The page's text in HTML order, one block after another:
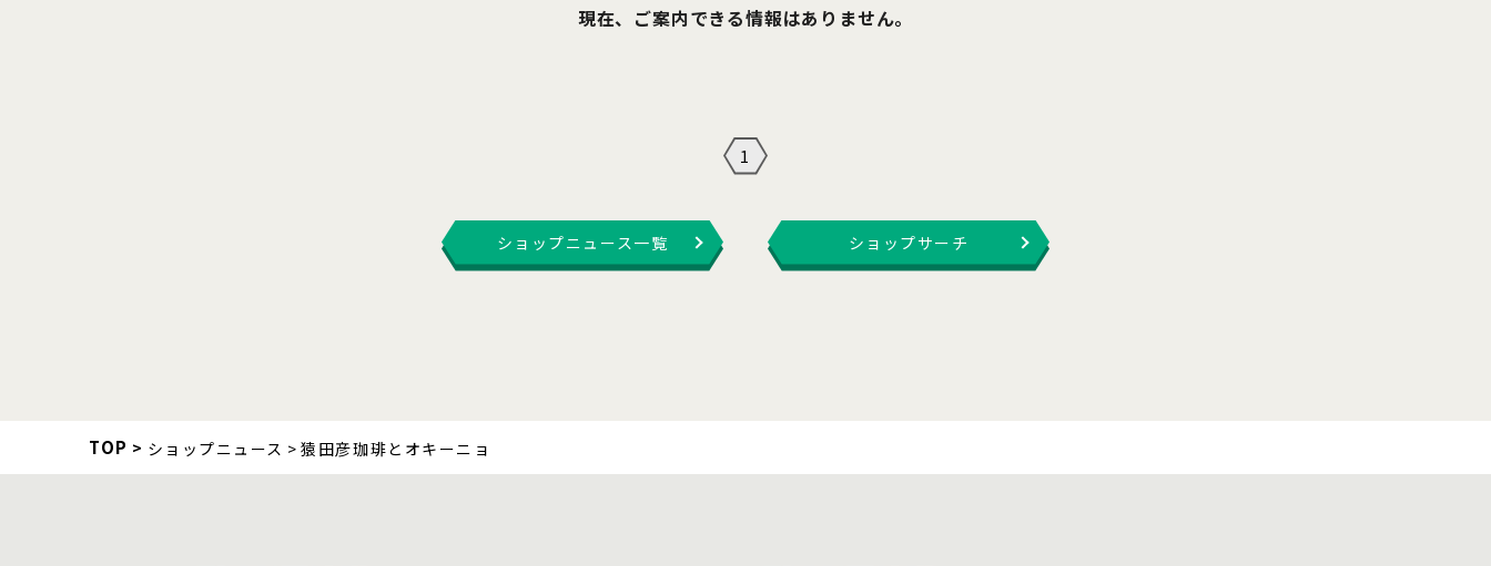
現在、ご案内できる情報はありません。
1
ショップニュース一覧 ショップサーチ
TOP ショップニュース 猿田彦珈琲とオキーニョ